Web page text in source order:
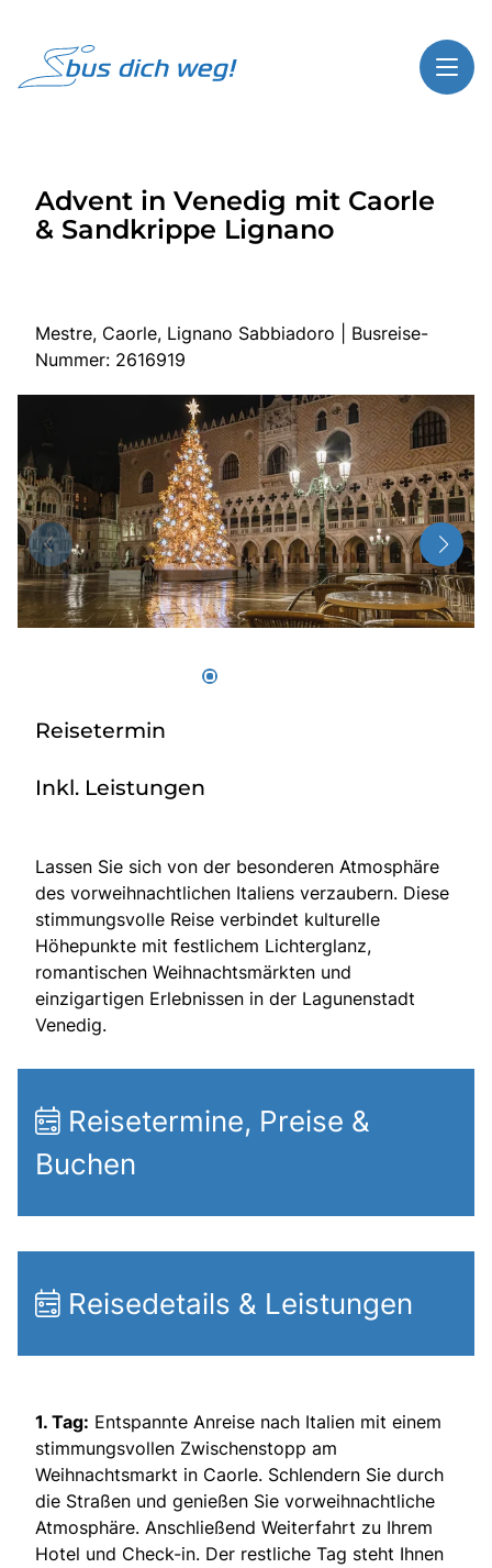
Highlights
Service
Bus mieten
Gutscheinshop
Über bus dich weg!
Radio!
Deutschland
Advent in Venedig mit Caorle
& Sandkrippe Lignano
Mestre, Caorle, Lignano Sabbiadoro | Busreise-
Nummer: 2616919
Reisetermin
Inkl. Leistungen
Lassen Sie sich von der besonderen Atmosphäre
des vorweihnachtlichen Italiens verzaubern. Diese
stimmungsvolle Reise verbindet kulturelle
Höhepunkte mit festlichem Lichterglanz,
romantischen Weihnachtsmärkten und
einzigartigen Erlebnissen in der Lagunenstadt
Venedig.
Reisetermine, Preise &
Buchen
Reisedetails & Leistungen
1. Tag: Entspannte Anreise nach Italien mit einem
stimmungsvollen Zwischenstopp am
Weihnachtsmarkt in Caorle. Schlendern Sie durch
die Straßen und genießen Sie vorweihnachtliche
Atmosphäre. Anschließend Weiterfahrt zu Ihrem
Hotel und Check-in. Der restliche Tag steht Ihnen